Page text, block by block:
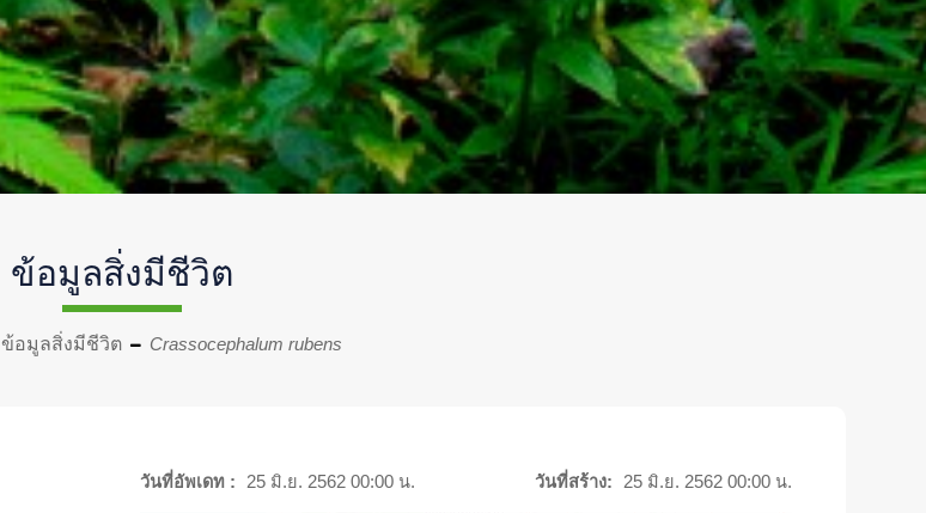
ข้อมูลสิ่งมีชีวิต
ข้อมูลสิ่งมีชีวิต Crassocephalum rubens
วันที่อัพเดท : 25 มิ.ย. 2562 00:00 น. วันที่สร้าง: 25 มิ.ย. 2562 00:00 น.